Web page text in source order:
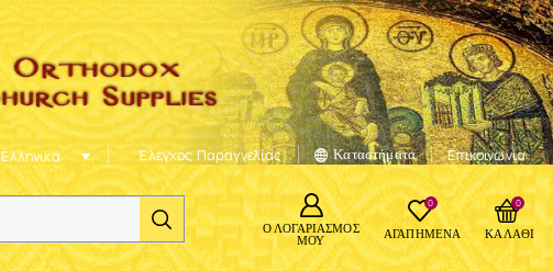
Ελληνικά Έλεγχος Παραγγελίας Καταστήματα Επικοινωνία
Ο ΛΟΓΑΡΙΑΣΜΌΣ
ΜΟΥ
0
ΑΓΑΠΗΜΈΝΑ
0
ΚΑΛΆΘΙ